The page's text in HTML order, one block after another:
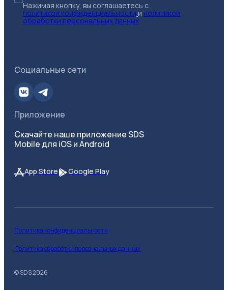
Нажимая кнопку, вы соглашаетесь с
политикой конфиденциальности и политикой
обработки персональных данных
Социальные сети
Приложение
Скачайте наше приложение SDS
Mobile для iOS и Android
App Store Google Play
© SDS2026
Политика конфиденциальности
Политика обработки персональных данных